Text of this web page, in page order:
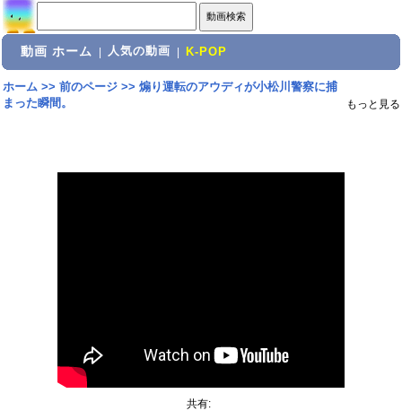
動画 ホーム 人気の動画 K-POP
ホーム>> 前のページ>> 煽り運転のアウディが小松川警察に捕
まった瞬間。
もっと見る
共有: